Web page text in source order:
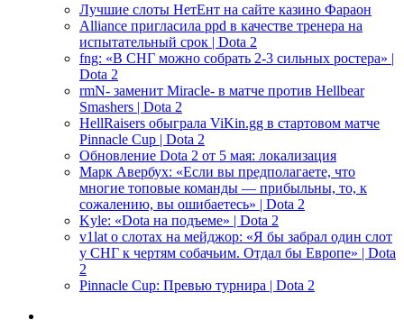
Лучшие слоты НетЕнт на сайте казино Фараон
Alliance пригласила ppd в качестве тренера на
испытательный срок | Dota 2
fng: «В СНГ можно собрать 2-3 сильных ростера» |
Dota 2
rmN- заменит Miracle- в матче против Hellbear
Smashers | Dota 2
HellRaisers обыграла ViKin.gg в стартовом матче
Pinnacle Cup | Dota 2
Обновление Dota 2 от 5 мая: локализация
Марк Авербух: «Если вы предполагаете, что
многие топовые команды — прибыльны, то, к
сожалению, вы ошибаетесь» | Dota 2
Kyle: «Dota на подъеме» | Dota 2
v1lat о слотах на мейджор: «Я бы забрал один слот
у СНГ к чертям собачьим. Отдал бы Европе» | Dota
2
Pinnacle Cup: Превью турнира | Dota 2